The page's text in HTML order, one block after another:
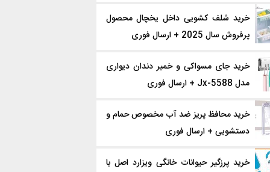
خرید شلف کشویی داخل یخچال محصول
پرفروش سال 2025 + ارسال فوری
خرید جای مسواکی و خمیر دندان دیواری
مدل Jx-5588 + ارسال فوری
خرید محافظ پریز ضد آب مخصوص حمام و
دستشویی + ارسال فوری
خرید پرزگیر حیوانات خانگی ویزارد اصل با